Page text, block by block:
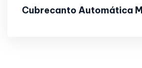
Cubrecanto Automática